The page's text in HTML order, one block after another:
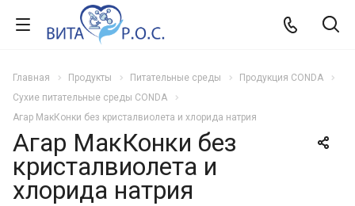
Главная Продукты Питательные среды
Продукция CONDA
Сухие питательные среды CONDA
Агар МакКонки без кристалвиолета и хлорида натрия
Агар МакКонки без
кристалвиолета и
хлорида натрия